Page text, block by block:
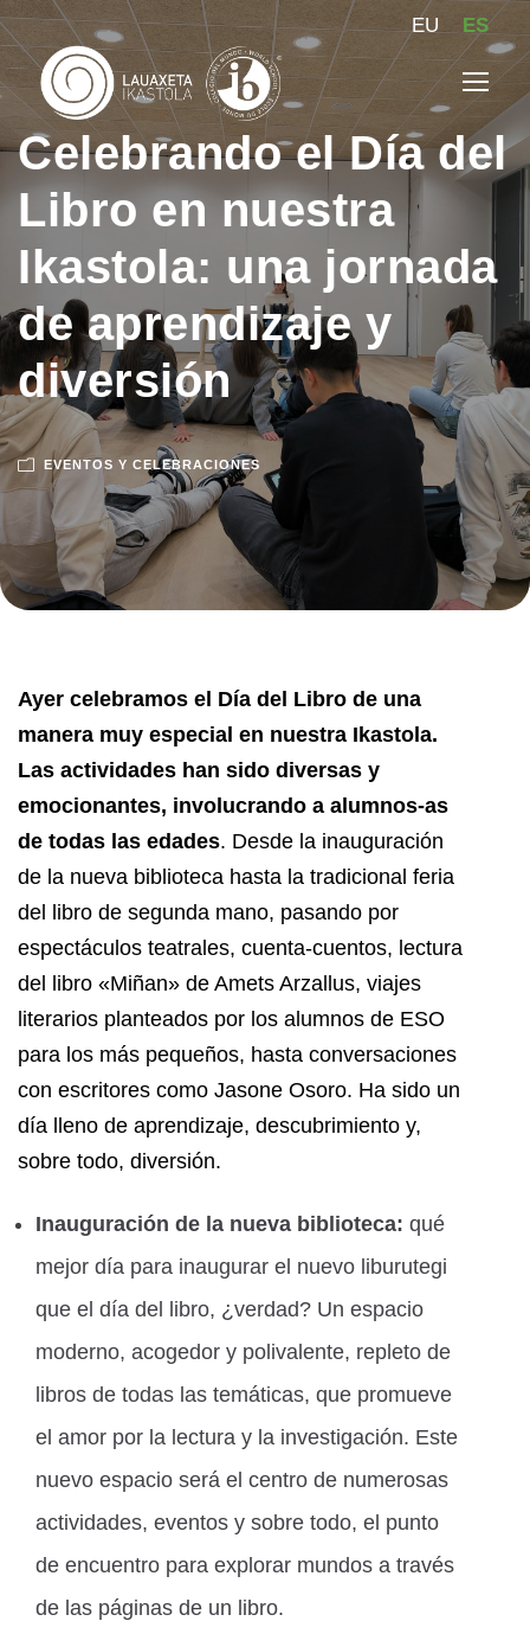
EU ES
Celebrando el Día del
Libro en nuestra
Ikastola: una jornada
de aprendizaje y
diversión
EVENTOS Y CELEBRACIONES
Ayer celebramos el Día del Libro de una
manera muy especial en nuestra Ikastola.
Las actividades han sido diversas y
emocionantes, involucrando a alumnos-as
de todas las edades. Desde la inauguración
de la nueva biblioteca hasta la tradicional feria
del libro de segunda mano, pasando por
espectáculos teatrales, cuenta-cuentos, lectura
del libro «Miñan» de Amets Arzallus, viajes
literarios planteados por los alumnos de ESO
para los más pequeños, hasta conversaciones
con escritores como Jasone Osoro. Ha sido un
día lleno de aprendizaje, descubrimiento y,
sobre todo, diversión.
Inauguración de la nueva biblioteca: qué
mejor día para inaugurar el nuevo liburutegi
que el día del libro, ¿verdad? Un espacio
moderno, acogedor y polivalente, repleto de
libros de todas las temáticas, que promueve
el amor por la lectura y la investigación. Este
nuevo espacio será el centro de numerosas
actividades, eventos y sobre todo, el punto
de encuentro para explorar mundos a través
de las páginas de un libro.